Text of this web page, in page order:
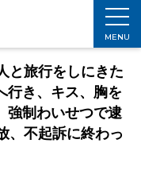
MENU
30代男性。県外から福岡に友人と旅行をしにきた際に、ナンパした女性の自宅へ行き、キス、胸を揉むなどの行為をしたとして、強制わいせつで逮捕。早期示談により10日で釈放、不起訴に終わった事例。
と旅行をしにきた
行き、キス、胸を
強制わいせつで逮
、不起訴に終わっ